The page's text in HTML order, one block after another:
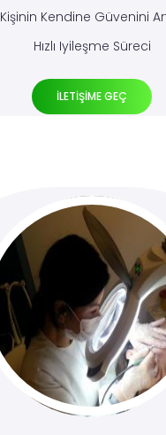
Kişinin Kendine Güvenini
Hızlı Iyileşme Süreci
İLETİŞİME GEÇ